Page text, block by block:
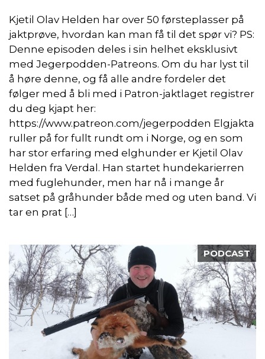
Kjetil Olav Helden har over 50 førsteplasser på
jaktprøve, hvordan kan man få til det spør vi? PS:
Denne episoden deles i sin helhet eksklusivt
med Jegerpodden-Patreons. Om du har lyst til
å høre denne, og få alle andre fordeler det
følger med å bli med i Patron-jaktlaget registrer
du deg kjapt her:
https://www.patreon.com/jegerpodden Elgjakta
ruller på for fullt rundt om i Norge, og en som
har stor erfaring med elghunder er Kjetil Olav
Helden fra Verdal. Han startet hundekarierren
med fuglehunder, men har nå i mange år
satset på gråhunder både med og uten band. Vi
tar en prat […]
PODCAST